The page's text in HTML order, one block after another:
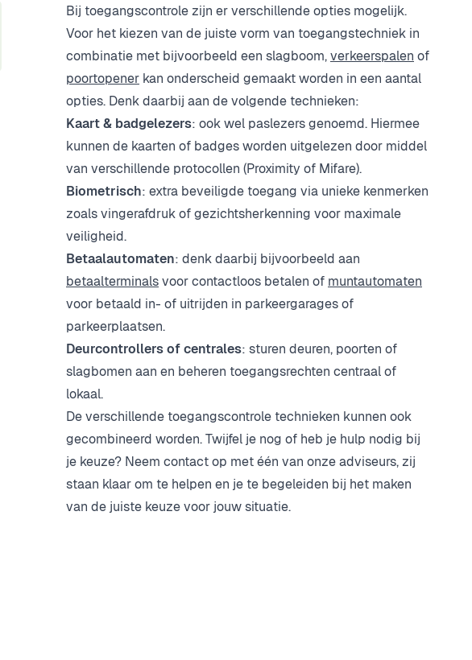
Bij toegangscontrole zijn er verschillende opties mogelijk.
Voor het kiezen van de juiste vorm van toegangstechniek in
combinatie met bijvoorbeeld een slagboom,verkeerspalen of
poortopener kan onderscheid gemaakt worden in een aantal
opties. Denk daarbij aan de volgende technieken:
Kaart & badgelezers: ook wel paslezers genoemd. Hiermee
kunnen de kaarten of badges worden uitgelezen door middel
van verschillende protocollen (Proximity of Mifare).
Biometrisch: extra beveiligde toegang via unieke kenmerken
zoals vingerafdruk of gezichtsherkenning voor maximale
veiligheid.
Betaalautomaten: denk daarbij bijvoorbeeld aan
betaalterminalsvoor contactloos betalen of muntautomaten
voor betaald in- of uitrijden in parkeergarages of
parkeerplaatsen.
Deurcontrollers of centrales: sturen deuren, poorten of
slagbomen aan en beheren toegangsrechten centraal of
lokaal.
De verschillende toegangscontrole technieken kunnen ook
gecombineerd worden. Twijfel je nog of heb je hulp nodig bij
je keuze? Neem contact op met één van onze adviseurs, zij
staan klaar om te helpen en je te begeleiden bij het maken
van de juiste keuze voor jouw situatie.